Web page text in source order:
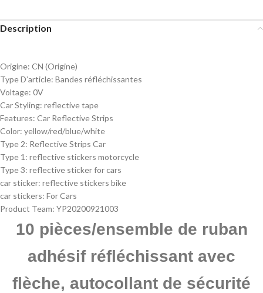
Description
Origine: CN (Origine)
Type D’article: Bandes réfléchissantes
Voltage: 0V
Car Styling: reflective tape
Features: Car Reflective Strips
Color: yellow/red/blue/white
Type 2: Reflective Strips Car
Type 1: reflective stickers motorcycle
Type 3: reflective sticker for cars
car sticker: reflective stickers bike
car stickers: For Cars
Product Team: YP20200921003
10 pièces/ensemble de ruban
adhésif réfléchissant avec
flèche, autocollant de sécurité